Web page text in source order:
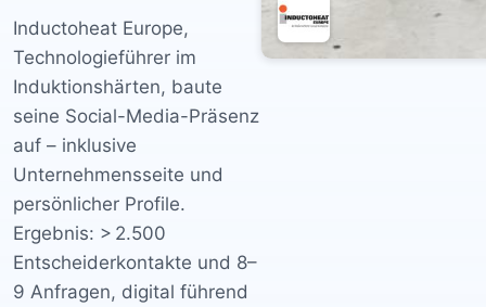
Inductoheat Europe,
Technologieführer im
Induktionshärten, baute
seine Social-Media-Präsenz
auf – inklusive
Unternehmensseite und
persönlicher Profile.
Ergebnis: > 2.500
Entscheiderkontakte und 8–
9 Anfragen, digital führend